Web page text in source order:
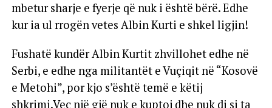
mbetur sharje e fyerje që nuk i është bërë. Edhe
kur ia ul rrogën vetes Albin Kurti e shkel ligjin!
Fushatë kundër Albin Kurtit zhvillohet edhe në
Serbi, e edhe nga militantët e Vuçiqit në “Kosovë
e Metohi”, por kjo s’është temë e këtij
shkrimi.Veç një gjë nuk e kuptoj dhe nuk di si ta